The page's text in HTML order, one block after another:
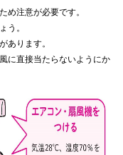
め注意が必要です。
う。
あります。
に直接当たらないようにか